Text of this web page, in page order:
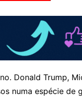
Donald Trump,
numa espécie